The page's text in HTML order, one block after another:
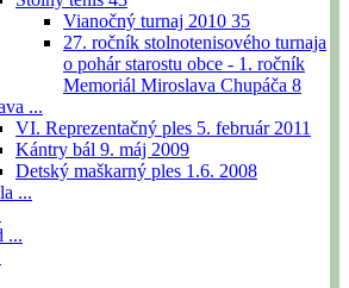
Vianočný turnaj 2010 35
27. ročník stolnotenisového turnaja
o pohár starostu obce - 1. ročník
Memoriál Miroslava Chupáča 8
...
VI. Reprezentačný ples 5. február 2011
Kántry bál 9. máj 2009
Detský maškarný ples 1.6. 2008
...
...